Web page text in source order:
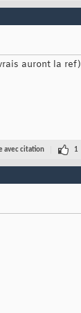
auront la ref)
avec citation 1